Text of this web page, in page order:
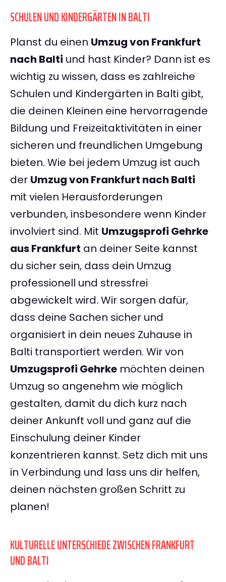
SCHULEN UND KINDERGÄRTEN IN BALTI
Planst du einen Umzug von Frankfurt
nach Balti und hast Kinder? Dann ist es
wichtig zu wissen, dass es zahlreiche
Schulen und Kindergärten in Balti gibt,
die deinen Kleinen eine hervorragende
Bildung und Freizeitaktivitäten in einer
sicheren und freundlichen Umgebung
bieten. Wie bei jedem Umzug ist auch
der Umzug von Frankfurt nach Balti
mit vielen Herausforderungen
verbunden, insbesondere wenn Kinder
involviert sind. Mit Umzugsprofi Gehrke
aus Frankfurt an deiner Seite kannst
du sicher sein, dass dein Umzug
professionell und stressfrei
abgewickelt wird. Wir sorgen dafür,
dass deine Sachen sicher und
organisiert in dein neues Zuhause in
Balti transportiert werden. Wir von
Umzugsprofi Gehrke möchten deinen
Umzug so angenehm wie möglich
gestalten, damit du dich kurz nach
deiner Ankunft voll und ganz auf die
Einschulung deiner Kinder
konzentrieren kannst. Setz dich mit uns
in Verbindung und lass uns dir helfen,
deinen nächsten großen Schritt zu
planen!
KULTURELLE UNTERSCHIEDE ZWISCHEN FRANKFURT
UND BALTI